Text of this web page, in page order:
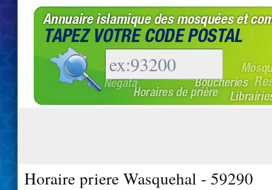
Horaire priere Wasquehal - 59290